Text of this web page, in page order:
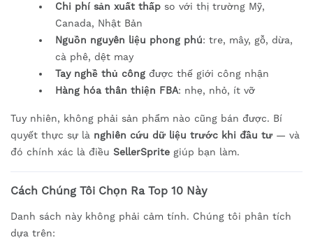
Chi phí sản xuất thấp so với thị trường Mỹ,
Canada, Nhật Bản
Nguồn nguyên liệu phong phú: tre, mây, gỗ, dừa,
cà phê, dệt may
Tay nghề thủ công được thế giới công nhận
Hàng hóa thân thiện FBA: nhẹ, nhỏ, ít vỡ
Tuy nhiên, không phải sản phẩm nào cũng bán được. Bí
quyết thực sự là nghiên cứu dữ liệu trước khi đầu tư— và
đó chính xác là điều SellerSprite giúp bạn làm.
Cách Chúng Tôi Chọn Ra Top 10 Này
Danh sách này không phải cảm tính. Chúng tôi phân tích
dựa trên: